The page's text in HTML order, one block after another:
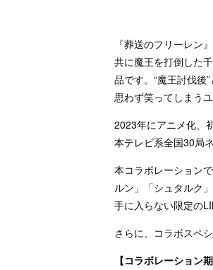
『葬送のフリーレン
共に魔王を打倒した
品です。“魔王討伐後
思わず笑ってしまう
2023年にアニメ化、
本テレビ系全国30局
本コラボレーション
ルン」「シュタルク
手に入らない限定の
さらに、コラボスペ
【コラボレーション期